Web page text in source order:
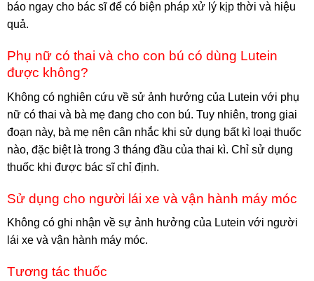
báo ngay cho bác sĩ để có biện pháp xử lý kịp thời và hiệu
quả.
Phụ nữ có thai và cho con bú có dùng Lutein
được không?
Không có nghiên cứu về sử ảnh hưởng của Lutein với phụ
nữ có thai và bà mẹ đang cho con bú. Tuy nhiên, trong giai
đoạn này, bà mẹ nên cân nhắc khi sử dụng bất kì loại thuốc
nào, đặc biệt là trong 3 tháng đầu của thai kì. Chỉ sử dụng
thuốc khi được bác sĩ chỉ định.
Sử dụng cho người lái xe và vận hành máy móc
Không có ghi nhận về sự ảnh hưởng của Lutein với người
lái xe và vận hành máy móc.
Tương tác thuốc